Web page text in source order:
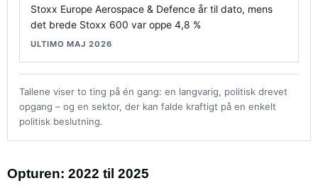
Stoxx Europe Aerospace & Defence år til dato, mens
det brede Stoxx 600 var oppe 4,8 %
ULTIMO MAJ 2026
Tallene viser to ting på én gang: en langvarig, politisk drevet
opgang – og en sektor, der kan falde kraftigt på en enkelt
politisk beslutning.
Opturen: 2022 til 2025